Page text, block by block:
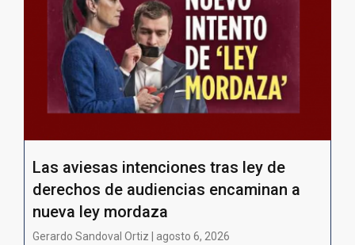
Las aviesas intenciones tras ley de
derechos de audiencias encaminan a
nueva ley mordaza
Gerardo Sandoval Ortiz | agosto 6, 2026